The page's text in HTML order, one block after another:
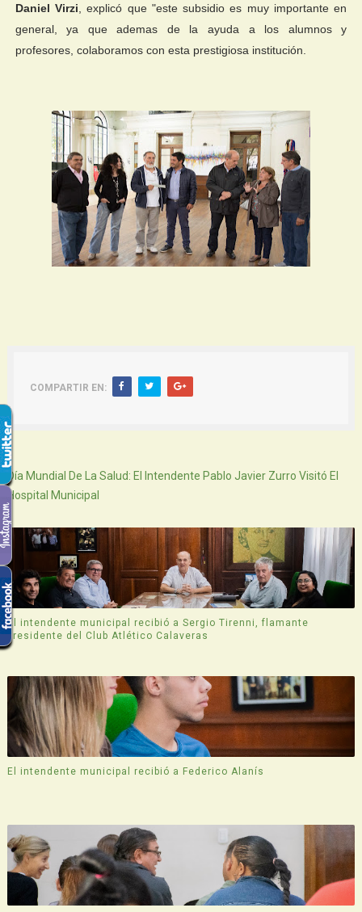
Daniel Virzi , explicó que "este subsidio es muy importante en
general, ya que ademas de la ayuda a los alumnos y
profesores, colaboramos con esta prestigiosa institución.
COMPARTIR EN:
Siguiente
Día Mundial De La Salud: El Intendente Pablo Javier Zurro Visitó El
Hospital Municipal
El intendente municipal recibió a Sergio Tirenni, flamante
presidente del Club Atlético Calaveras
El intendente municipal recibió a Federico Alanís